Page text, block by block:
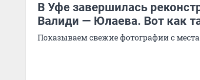
В Уфе завершилась
Валиди — Юлаева. Вот как
Показываем свежие фотографии с места